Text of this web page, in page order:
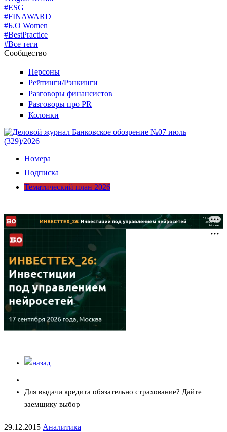
#ESG
#FINAWARD
#Б.О Women
#BestPractice
#Все теги
Сообщество
Персоны
Рейтинги/Рэнкинги
Разговоры финансистов
Разговоры про PR
Колонки
Номера
Подписка
Тематический план 2026
Для выдачи кредита обязательно страхование? Дайте
заемщику выбор
29.12.2015 Аналитика